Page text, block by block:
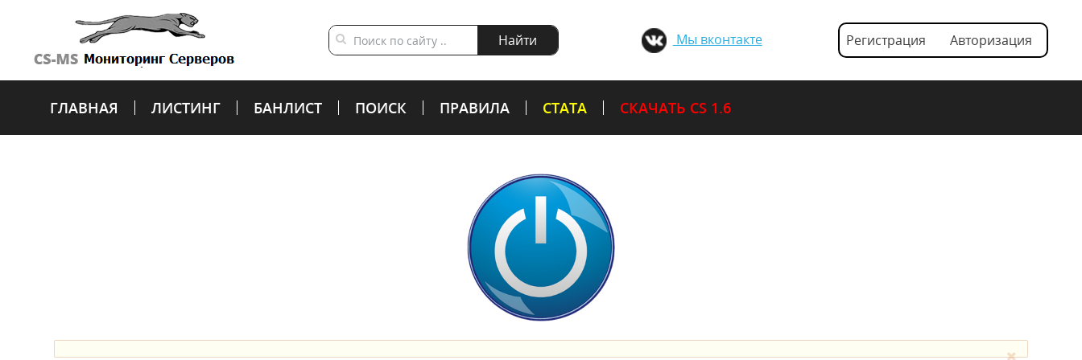
Найти Мы вконтакте Регистрация Авторизация
ГЛАВНАЯ ЛИСТИНГ БАНЛИСТ ПОИСК ПРАВИЛА СТАТА СКАЧАТЬ CS 1.6